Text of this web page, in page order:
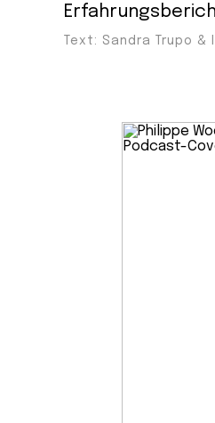
Text: Sandra Trupo